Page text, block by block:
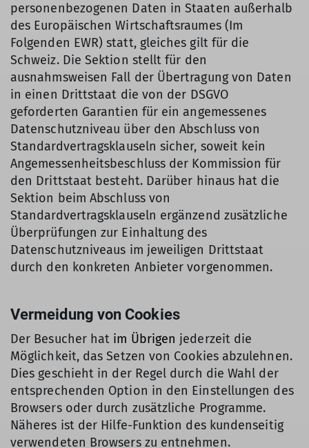
personenbezogenen Daten in Staaten außerhalb
des Europäischen Wirtschaftsraumes (Im
Folgenden EWR) statt, gleiches gilt für die
Schweiz. Die Sektion stellt für den
ausnahmsweisen Fall der Übertragung von Daten
in einen Drittstaat die von der DSGVO
geforderten Garantien für ein angemessenes
Datenschutzniveau über den Abschluss von
Standardvertragsklauseln sicher, soweit kein
Angemessenheitsbeschluss der Kommission für
den Drittstaat besteht. Darüber hinaus hat die
Sektion beim Abschluss von
Standardvertragsklauseln ergänzend zusätzliche
Überprüfungen zur Einhaltung des
Datenschutzniveaus im jeweiligen Drittstaat
durch den konkreten Anbieter vorgenommen.
Vermeidung von Cookies
Der Besucher hat im Übrigen jederzeit die
Möglichkeit, das Setzen von Cookies abzulehnen.
Dies geschieht in der Regel durch die Wahl der
entsprechenden Option in den Einstellungen des
Browsers oder durch zusätzliche Programme.
Näheres ist der Hilfe-Funktion des kundenseitig
verwendeten Browsers zu entnehmen.